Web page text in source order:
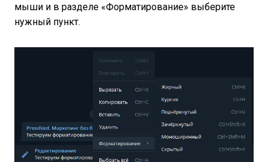
мыши и в разделе «Форматирование» выберите
нужный пункт.